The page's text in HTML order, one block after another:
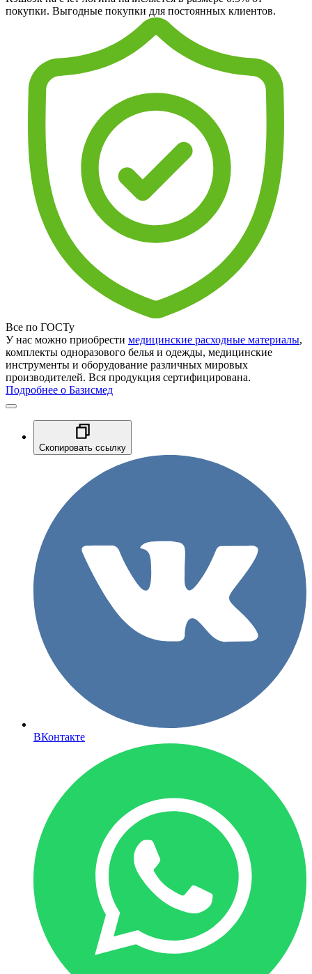
покупки. Выгодные покупки для постоянных клиентов.
Все по ГОСТу
У нас можно приобрести медицинские расходные материалы,
комплекты одноразового белья и одежды, медицинские
инструменты и оборудование различных мировых
производителей. Вся продукция сертифицирована.
Подробнее о Базисмед
Скопировать ссылку
ВКонтакте